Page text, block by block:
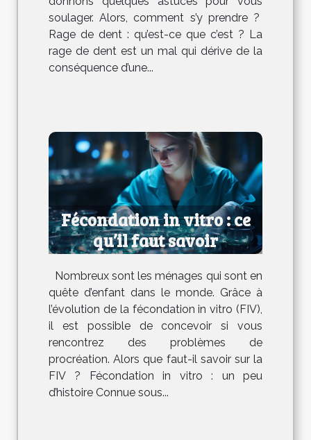
soulager. Alors, comment s’y prendre ?
Rage de dent : qu’est-ce que c’est ? La
rage de dent est un mal qui dérive de la
conséquence d’une...
Fécondation in vitro : ce
qu’il faut savoir
Nombreux sont les ménages qui sont en
quête d’enfant dans le monde. Grâce à
l’évolution de la fécondation in vitro (FIV),
il est possible de concevoir si vous
rencontrez des problèmes de
procréation. Alors que faut-il savoir sur la
FIV ? Fécondation in vitro : un peu
d’histoire Connue sous...